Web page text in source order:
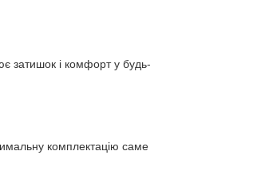
затишок і комфорт у будь-
комплектацію саме